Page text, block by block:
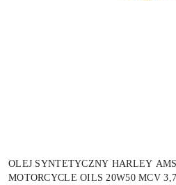
OLEJ SYNTETYCZNY HARLEY
MOTORCYCLE OILS 20W50 MCV